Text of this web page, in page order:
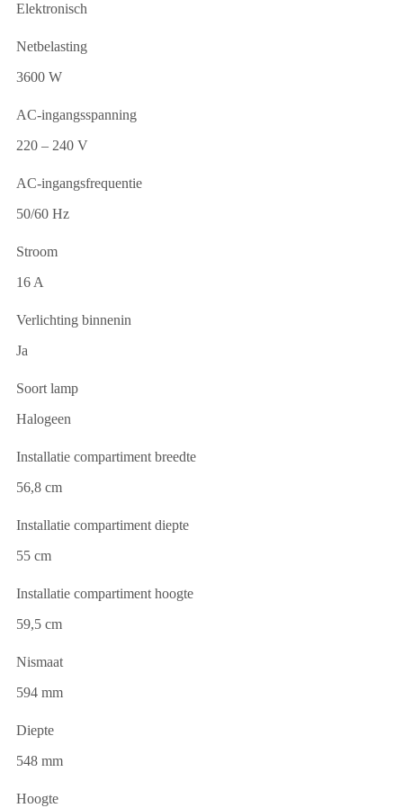
Elektronisch
Netbelasting
3600 W
AC-ingangsspanning
220 – 240 V
AC-ingangsfrequentie
50/60 Hz
Stroom
16 A
Verlichting binnenin
Ja
Soort lamp
Halogeen
Installatie compartiment breedte
56,8 cm
Installatie compartiment diepte
55 cm
Installatie compartiment hoogte
59,5 cm
Nismaat
594 mm
Diepte
548 mm
Hoogte